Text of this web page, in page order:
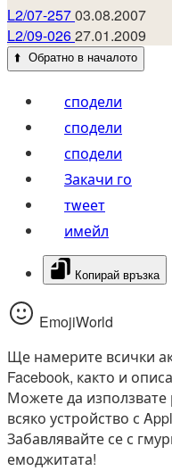
L2/07-25703.08.2007
L2/09-02627.01.2009
⬆️ Обратно в началото
сподели
сподели
сподели
Закачи го
тwеет
имейл
Копирай връзка
EmojiWorld
Ще намерите всички
Facebook, както и
Можете да
всяко устройство с
Забавлявайте се с
емоджитата!